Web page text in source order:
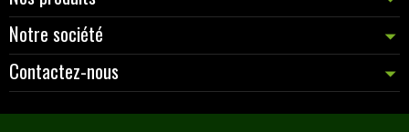
Notre société
Contactez-nous